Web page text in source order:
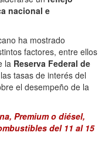
nacional e
ha mostrado
factores, entre ellos
la Reserva Federal de
tasas de interés del
el desempeño de la
Premium o diésel,
del 11 al 15